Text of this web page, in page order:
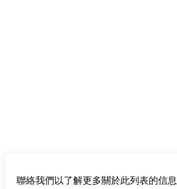
聯絡我們以了解更多關於此列表的信息